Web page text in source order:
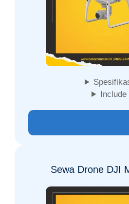
Include
Sewa Drone DJI